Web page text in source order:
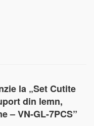
la „Set Cutite
din lemn,
– VN-GL-7PCS”